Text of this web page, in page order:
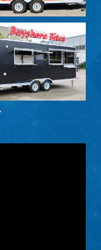
(België)